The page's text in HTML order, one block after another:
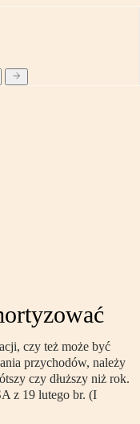
czy też może być
przychodów, należy
czy dłuższy niż rok.
z 19 lutego br. (I